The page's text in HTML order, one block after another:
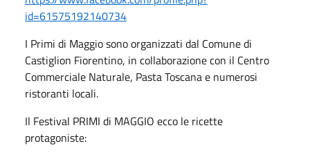
id=61575192140734
I Primi di Maggio sono organizzati dal Comune di
Castiglion Fiorentino, in collaborazione con il Centro
Commerciale Naturale, Pasta Toscana e numerosi
ristoranti locali.
Il Festival PRIMI di MAGGIO ecco le ricette
protagoniste: